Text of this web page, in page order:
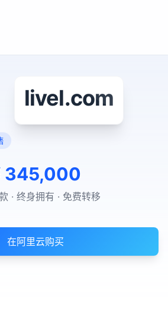
livel.com
345,000
· 终身拥有 · 免费转移
在阿里云购买